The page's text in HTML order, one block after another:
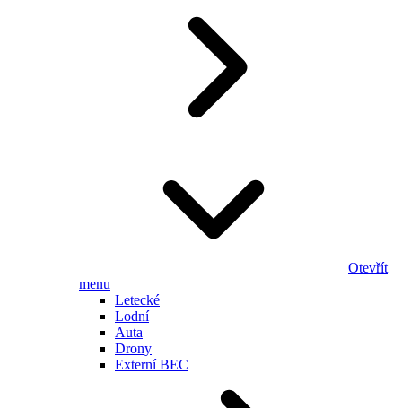
Otevřít
menu
Letecké
Lodní
Auta
Drony
Externí BEC